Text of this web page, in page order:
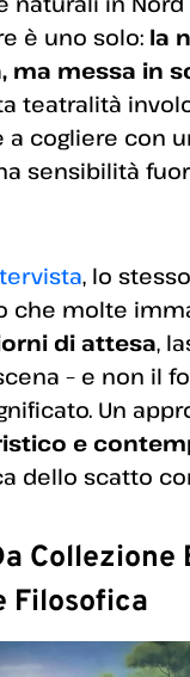
è uno solo: la
ma messa in
teatralità
a cogliere con
sensibilità
, lo
che molte
di attesa,
– e non il
Un
e
dello scatto
Collezione
Filosofica